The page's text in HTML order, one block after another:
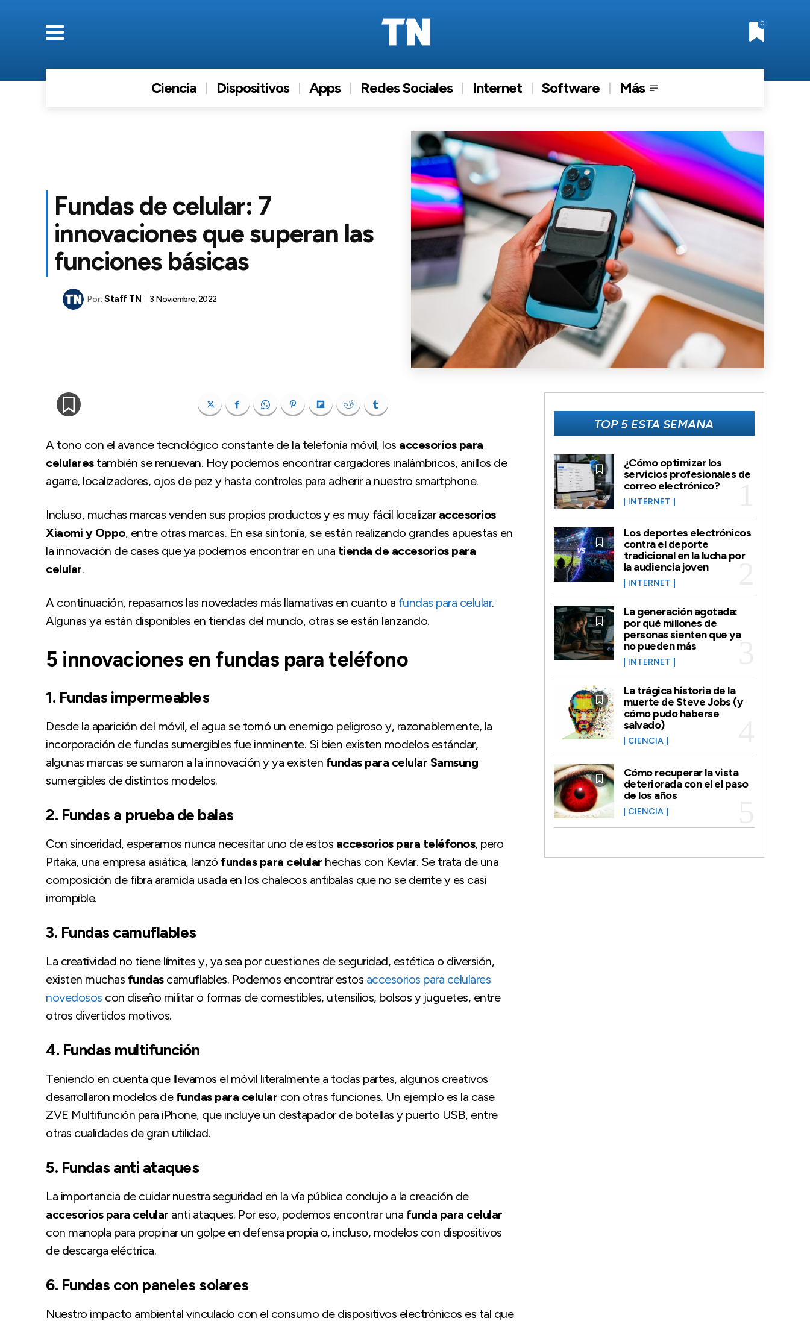
0
Ciencia Dispositivos Apps Redes Sociales Internet Software Más
Fundas de celular: 7
innovaciones que superan las
funciones básicas
Por: Staff TN 3 Noviembre, 2022
A tono con el avance tecnológico constante de la telefonía móvil, los accesorios para
celularestambién se renuevan. Hoy podemos encontrar cargadores inalámbricos, anillos de
agarre, localizadores, ojos de pez y hasta controles para adherir a nuestro smartphone.
Incluso, muchas marcas venden sus propios productos y es muy fácil localizaraccesorios
Xiaomi y Oppo, entre otras marcas. En esa sintonía, se están realizando grandes apuestas en
la innovación de cases que ya podemos encontrar en una tienda de accesorios para
celular.
A continuación, repasamos las novedades más llamativas en cuanto a fundas para celular.
Algunas ya están disponibles en tiendas del mundo, otras se están lanzando.
5 innovaciones en fundas para teléfono
1. Fundas impermeables
Desde la aparición del móvil, el agua se tornó un enemigo peligroso y, razonablemente, la
incorporación de fundas sumergibles fue inminente. Si bien existen modelos estándar,
algunas marcas se sumaron a la innovación y ya existen fundas para celular Samsung
sumergibles de distintos modelos.
2. Fundas a prueba de balas
Con sinceridad, esperamos nunca necesitar uno de estos accesorios para teléfonos, pero
Pitaka, una empresa asiática, lanzó fundas para celular hechas con Kevlar. Se trata de una
composición de fibra aramida usada en los chalecos antibalas que no se derrite y es casi
irrompible.
3. Fundas camuflables
La creatividad no tiene límites y, ya sea por cuestiones de seguridad, estética o diversión,
existen muchas fundascamuflables. Podemos encontrar estos accesorios para celulares
novedosos con diseño militar o formas de comestibles, utensilios, bolsos y juguetes, entre
otros divertidos motivos.
4. Fundas multifunción
Teniendo en cuenta que llevamos el móvil literalmente a todas partes, algunos creativos
desarrollaron modelos de fundas para celular con otras funciones. Un ejemplo es la case
ZVE Multifunción para iPhone, que incluye un destapador de botellas y puerto USB, entre
otras cualidades de gran utilidad.
5. Fundas anti ataques
La importancia de cuidar nuestra seguridad en la vía pública condujo a la creación de
accesorios para celular anti ataques. Por eso, podemos encontrar una funda para celular
con manopla para propinar un golpe en defensa propia o, incluso, modelos con dispositivos
de descarga eléctrica.
6. Fundas con paneles solares
Nuestro impacto ambiental vinculado con el consumo de dispositivos electrónicos es tal que
TOP 5 ESTA SEMANA
¿Cómo optimizar los
servicios profesionales de
correo electrónico?
INTERNET
Los deportes electrónicos
contra el deporte
tradicional en la lucha por
la audiencia joven
INTERNET
La generación agotada:
por qué millones de
personas sienten que ya
no pueden más
INTERNET
La trágica historia de la
muerte de Steve Jobs (y
cómo pudo haberse
salvado)
CIENCIA
Cómo recuperar la vista
deteriorada con el el paso
de los años
CIENCIA